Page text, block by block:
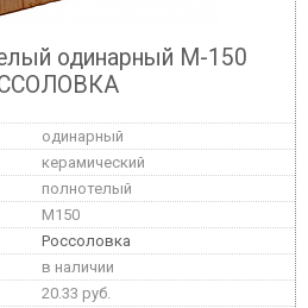
одинарный М-150
одинарный
керамический
полнотелый
M150
Россоловка
в наличии
20.33 руб.